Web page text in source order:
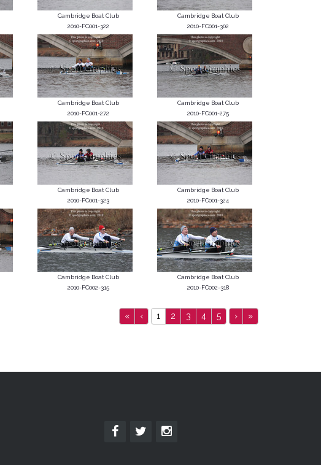
Cambridge Boat Club
2010-FC001-322
Cambridge Boat Club
2010-FC001-302
Cambridge Boat Club
2010-FC001-272
Cambridge Boat Club
2010-FC001-275
Cambridge Boat Club
2010-FC001-323
Cambridge Boat Club
2010-FC001-324
Cambridge Boat Club
2010-FC002-315
Cambridge Boat Club
2010-FC002-318
« ‹ 1 2 3 4 5 › »